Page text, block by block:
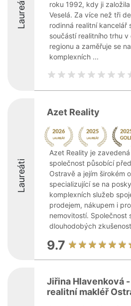
Laureáti
roku 1992, kdy ji
Veselá. Za více než tři
rodinná realitní kancelář
součástí realitního trhu v
regionu a zaměřuje se
komplexních ...
Laureáti
Azet Reality
Azet Reality je
společnost působící
Ostravě a jejím širokém
specializující se na
komplexních služeb
prodejem, nákupem i
nemovitostí. Společnost
dlouhodobých
9.7
Jiřina Hlavenková
realitní makléř